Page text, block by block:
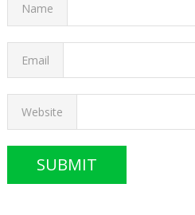
Name
Email
Website